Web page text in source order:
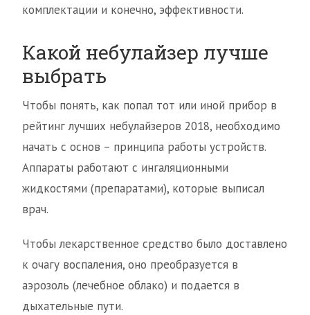
комплектации и конечно, эффективности.
Какой небулайзер лучше
выбрать
Чтобы понять, как попал тот или иной прибор в
рейтинг лучших небулайзеров 2018, необходимо
начать с основ – принципа работы устройств.
Аппараты работают с ингаляционными
жидкостями (препаратами), которые выписал
врач.
Чтобы лекарственное средство было доставлено
к очагу воспаления, оно преобразуется в
аэрозоль (лечебное облако) и подается в
дыхательные пути.